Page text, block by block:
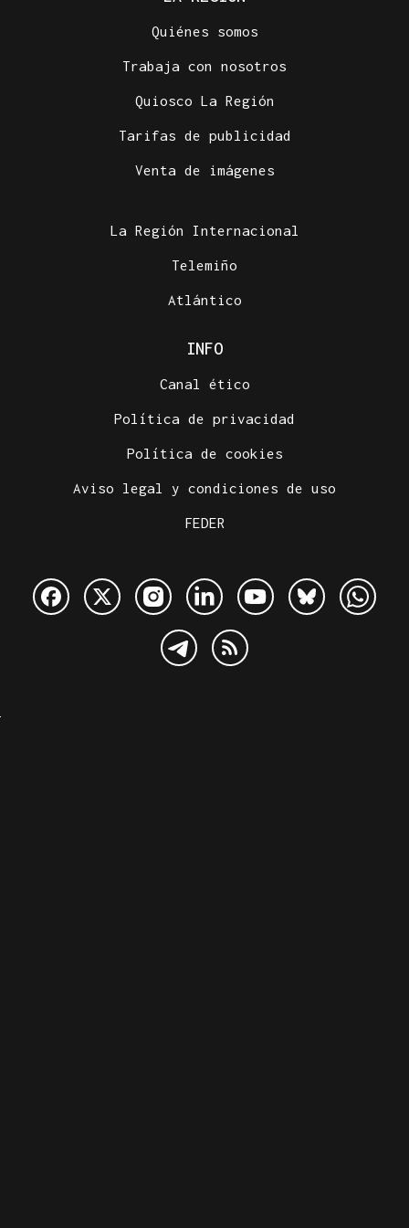
Quiénes somos
Trabaja con nosotros
Quiosco La Región
Tarifas de publicidad
Venta de imágenes
La Región Internacional
Telemiño
Atlántico
INFO
Canal ético
Política de privacidad
Política de cookies
Aviso legal y condiciones de uso
FEDER